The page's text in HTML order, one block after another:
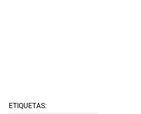
ETIQUETAS: